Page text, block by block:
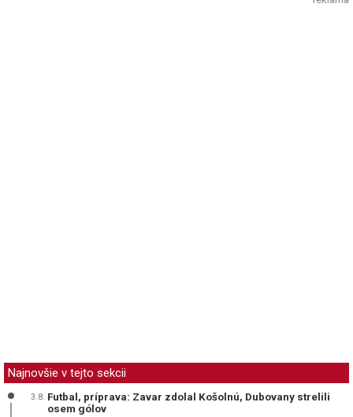
Najnovšie v tejto sekcii
3.8. Futbal, príprava: Zavar zdolal Košolnú, Dubovany strelili
osem gólov